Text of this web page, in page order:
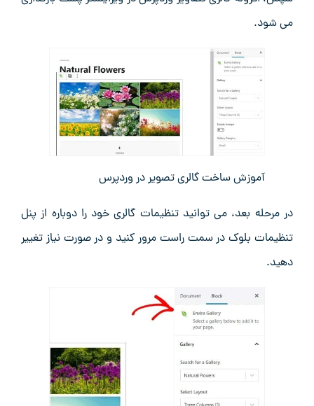
می ‌شود.
آموزش ساخت گالری تصویر در وردپرس
در مرحله بعد، می‌ توانید تنظیمات گالری خود را دوباره از پنل
تنظیمات بلوک در سمت راست مرور کنید و در صورت نیاز تغییر
دهید.